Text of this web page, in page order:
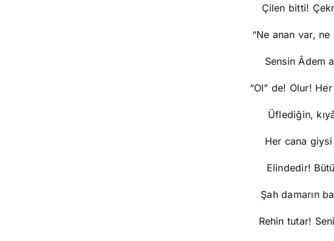
Çilen bitti!
“Ne anan var,
Sensin Âdem
“Ol” de! Olur!
Üflediğin,
Her cana
Elindedir!
Şah damarın
Rehin tutar!